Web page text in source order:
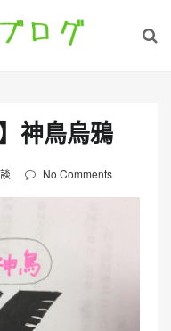
神鳥烏鴉
No Comments